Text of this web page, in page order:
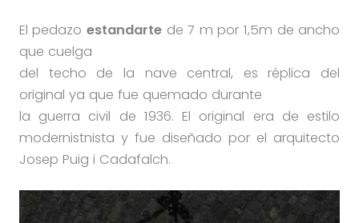
El pedazoestandarte de 7 m por 1,5m de ancho
que cuelga
del techo de la nave central, es réplica del
original ya que fue quemado durante
la guerra civil de 1936. El original era de estilo
modernistnista y fue diseñado por el arquitecto
Josep Puig i Cadafalch.